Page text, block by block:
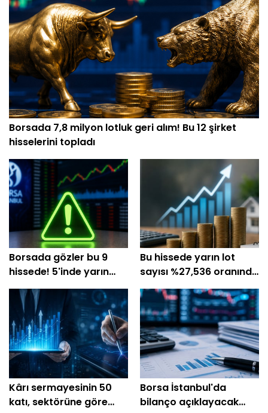
Borsada 7,8 milyon lotluk geri alım! Bu 12 şirket
hisselerini topladı
Borsada gözler bu 9
hissede! 5'inde yarın
tedbir kalkıyor
Bu hissede yarın lot
sayısı %27,536 oranında
artacak!
Kârı sermayesinin 50
katı, sektörüne göre
Borsa İstanbul'da
bilanço açıklayacak